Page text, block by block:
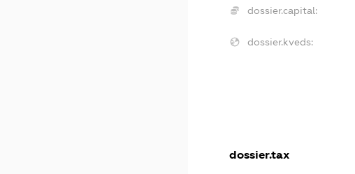
dossier.capital:
dossier.kveds:
dossier.tax